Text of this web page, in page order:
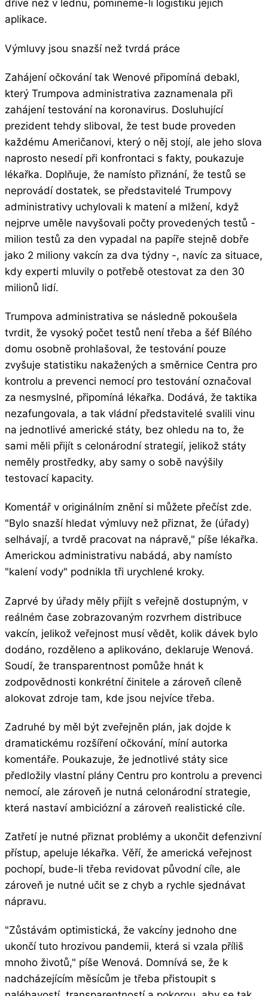
dříve než v lednu, pomineme-li logistiku jejich
aplikace.
Výmluvy jsou snazší než tvrdá práce
Zahájení očkování tak Wenové připomíná debakl,
který Trumpova administrativa zaznamenala při
zahájení testování na koronavirus. Dosluhující
prezident tehdy sliboval, že test bude proveden
každému Američanovi, který o něj stojí, ale jeho slova
naprosto nesedí při konfrontaci s fakty, poukazuje
lékařka. Doplňuje, že namísto přiznání, že testů se
neprovádí dostatek, se představitelé Trumpovy
administrativy uchylovali k matení a mlžení, když
nejprve uměle navyšovali počty provedených testů -
milion testů za den vypadal na papíře stejně dobře
jako 2 miliony vakcín za dva týdny -, navíc za situace,
kdy experti mluvily o potřebě otestovat za den 30
milionů lidí.
Trumpova administrativa se následně pokoušela
tvrdit, že vysoký počet testů není třeba a šéf Bílého
domu osobně prohlašoval, že testování pouze
zvyšuje statistiku nakažených a směrnice Centra pro
kontrolu a prevenci nemocí pro testování označoval
za nesmyslné, připomíná lékařka. Dodává, že taktika
nezafungovala, a tak vládní představitelé svalili vinu
na jednotlivé americké státy, bez ohledu na to, že
sami měli přijít s celonárodní strategií, jelikož státy
neměly prostředky, aby samy o sobě navýšily
testovací kapacity.
Komentář v originálním znění si můžete přečíst zde.
"Bylo snazší hledat výmluvy než přiznat, že (úřady)
selhávají, a tvrdě pracovat na nápravě," píše lékařka.
Americkou administrativu nabádá, aby namísto
"kalení vody" podnikla tři urychlené kroky.
Zaprvé by úřady měly přijít s veřejně dostupným, v
reálném čase zobrazovaným rozvrhem distribuce
vakcín, jelikož veřejnost musí vědět, kolik dávek bylo
dodáno, rozděleno a aplikováno, deklaruje Wenová.
Soudí, že transparentnost pomůže hnát k
zodpovědnosti konkrétní činitele a zároveň cíleně
alokovat zdroje tam, kde jsou nejvíce třeba.
Zadruhé by měl být zveřejněn plán, jak dojde k
dramatickému rozšíření očkování, míní autorka
komentáře. Poukazuje, že jednotlivé státy sice
předložily vlastní plány Centru pro kontrolu a prevenci
nemocí, ale zároveň je nutná celonárodní strategie,
která nastaví ambiciózní a zároveň realistické cíle.
Zatřetí je nutné přiznat problémy a ukončit defenzivní
přístup, apeluje lékařka. Věří, že americká veřejnost
pochopí, bude-li třeba revidovat původní cíle, ale
zároveň je nutné učit se z chyb a rychle sjednávat
nápravu.
"Zůstávám optimistická, že vakcíny jednoho dne
ukončí tuto hrozivou pandemii, která si vzala příliš
mnoho životů," píše Wenová. Domnívá se, že k
nadcházejícím měsícům je třeba přistoupit s